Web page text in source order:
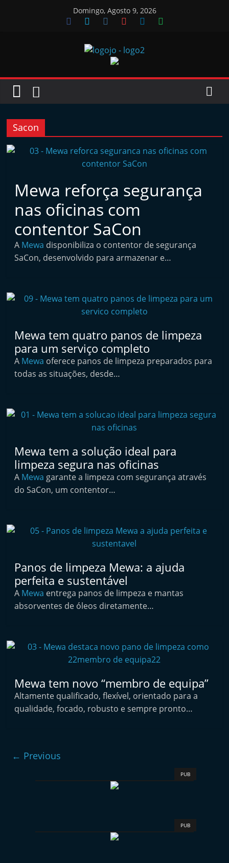
Domingo, Agosto 9, 2026
Jornal
J
o
n
a
i
n
e
d
e
n
t
f
t
e
r
r
e
t
A
u
m
ó
v
e
l
Sacon
Mewa reforça segurança
nas oficinas com
contentor SaCon
A Mewa disponibiliza o contentor de segurança
SaCon, desenvolvido para armazenar e…
Mewa tem quatro panos de limpeza
para um serviço completo
A Mewa oferece panos de limpeza preparados para
todas as situações, desde…
Mewa tem a solução ideal para
limpeza segura nas oficinas
A Mewa garante a limpeza com segurança através
do SaCon, um contentor…
Panos de limpeza Mewa: a ajuda
perfeita e sustentável
A Mewa entrega panos de limpeza e mantas
absorventes de óleos diretamente…
Mewa tem novo “membro de equipa”
Altamente qualificado, flexível, orientado para a
qualidade, focado, robusto e sempre pronto…
← Previous
PUB
PUB